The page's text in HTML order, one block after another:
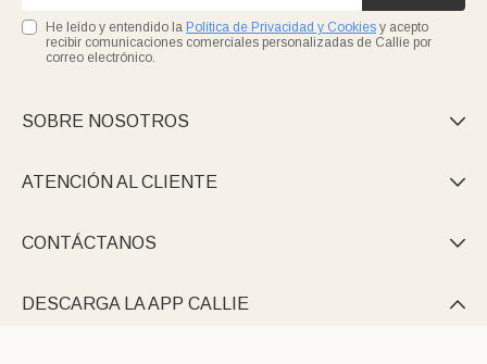
He leído y entendido la Política de Privacidad y Cookies y acepto
recibir comunicaciones comerciales personalizadas de Callie por
correo electrónico.
SOBRE NOSOTROS 
ATENCIÓN AL CLIENTE 
CONTÁCTANOS 
DESCARGA LA APP CALLIE 